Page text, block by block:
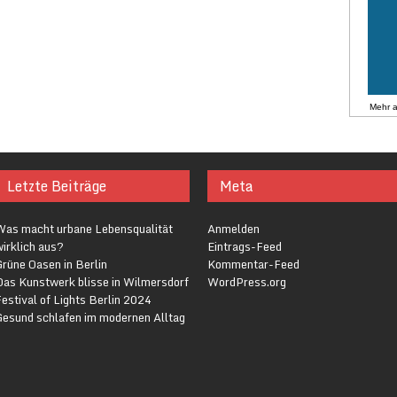
Mehr
Letzte Beiträge
macht urbane Lebensqualität
aus?
Oasen in Berlin
Kunstwerk blisse in Wilmersdorf
of Lights Berlin 2024
schlafen im modernen Alltag
Meta
Anmelden
Eintrags-Feed
Kommentar-Feed
WordPress.org